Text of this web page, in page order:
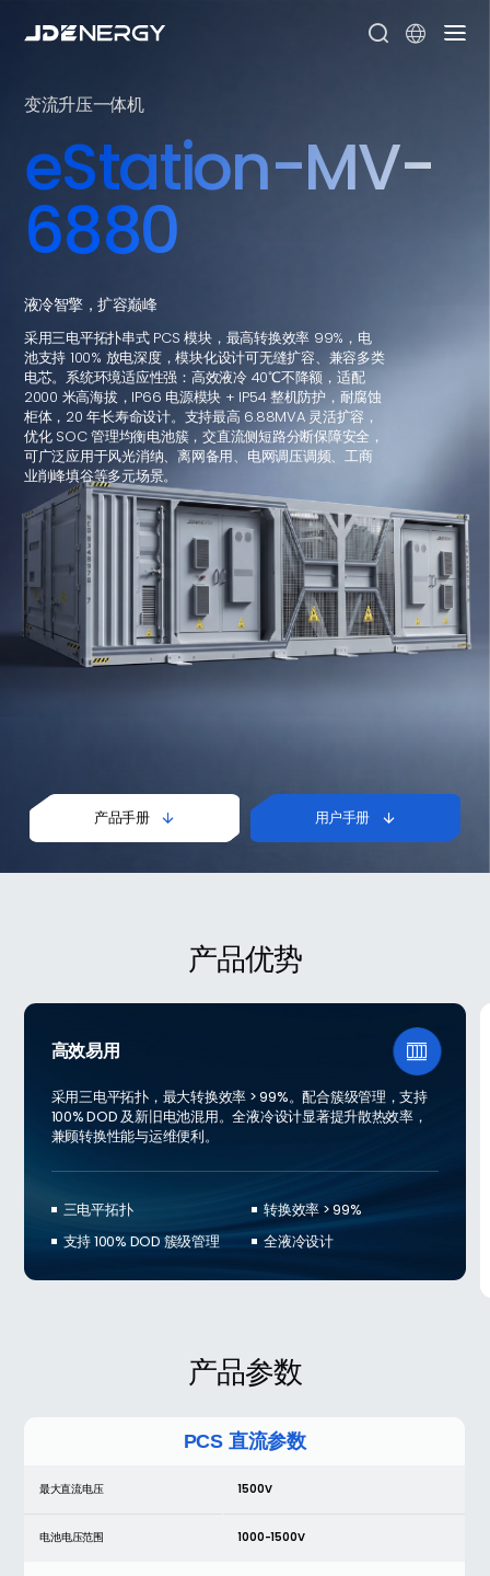
 
变流升压一体机
eStation-MV-
6880
液冷智擎，扩容巅峰
采用三电平拓扑串式 PCS 模块，最高转换效率 99%，电
池支持 100% 放电深度，模块化设计可无缝扩容、兼容多类
电芯。系统环境适应性强：高效液冷 40℃不降额，适配
2000 米高海拔，IP66 电源模块 + IP54 整机防护，耐腐蚀
柜体，20 年长寿命设计。支持最高 6.88MVA 灵活扩容，
优化 SOC 管理均衡电池簇，交直流侧短路分断保障安全，
可广泛应用于风光消纳、离网备用、电网调压调频、工商
业削峰填谷等多元场景。
产品手册  用户手册 
产品优势
高效易用
采用三电平拓扑，最大转换效率 > 99%。配合簇级管理，支持
100% DOD 及新旧电池混用。全液冷设计显著提升散热效率，
兼顾转换性能与运维便利。
三电平拓扑
转换效率 > 99%
支持 100% DOD 簇级管理
全液冷设计

产品参数
PCS 直流参数
最大直流电压 1500V
电池电压范围 1000-1500V